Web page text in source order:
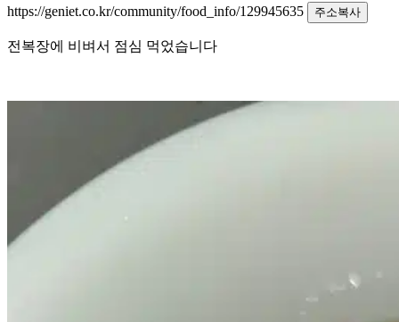
https://geniet.co.kr/community/food_info/129945635
주소복사
전복장에 비벼서 점심 먹었습니다